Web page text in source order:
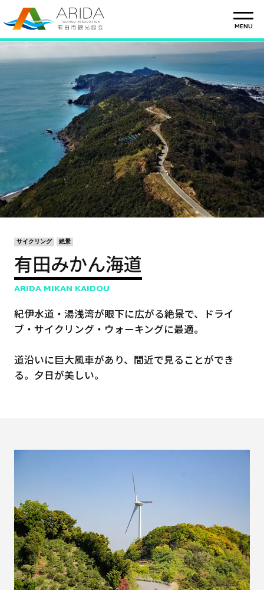
CLOSE
MENU
サイクリング 絶景
有田みかん海道
ARIDA MIKAN KAIDOU
紀伊水道・湯浅湾が眼下に広がる絶景で、ドライ
ブ・サイクリング・ウォーキングに最適。
道沿いに巨大風車があり、間近で見ることができ
る。夕日が美しい。